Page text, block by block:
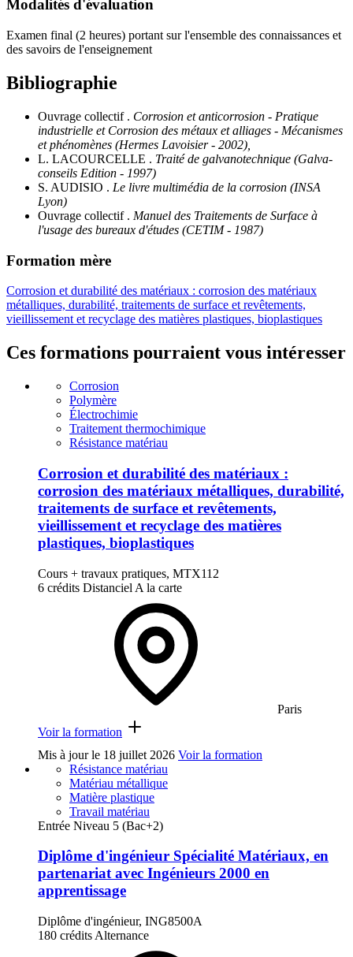
Modalités d'évaluation
Examen final (2 heures) portant sur l'ensemble des connaissances et
des savoirs de l'enseignement
Bibliographie
Ouvrage collectif . Corrosion et anticorrosion - Pratique
industrielle et Corrosion des métaux et alliages - Mécanismes
et phénomènes (Hermes Lavoisier - 2002),
L. LACOURCELLE . Traité de galvanotechnique (Galva-
conseils Edition - 1997)
S. AUDISIO . Le livre multimédia de la corrosion (INSA
Lyon)
Ouvrage collectif . Manuel des Traitements de Surface à
l'usage des bureaux d'études (CETIM - 1987)
Formation mère
Corrosion et durabilité des matériaux : corrosion des matériaux
métalliques, durabilité, traitements de surface et revêtements,
vieillissement et recyclage des matières plastiques, bioplastiques
Ces formations pourraient vous intéresser
Corrosion
Polymère
Électrochimie
Traitement thermochimique
Résistance matériau
Corrosion et durabilité des matériaux :
corrosion des matériaux métalliques, durabilité,
traitements de surface et revêtements,
vieillissement et recyclage des matières
plastiques, bioplastiques
Cours + travaux pratiques, MTX112
6 crédits Distanciel A la carte
Paris
Voir la formation
Mis à jour le 18 juillet 2026 Voir la formation
Résistance matériau
Matériau métallique
Matière plastique
Travail matériau
Entrée Niveau 5 (Bac+2)
Diplôme d'ingénieur Spécialité Matériaux, en
partenariat avec Ingénieurs 2000 en
apprentissage
Diplôme d'ingénieur, ING8500A
180 crédits Alternance